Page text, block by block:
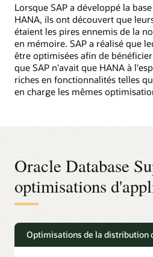
Lorsque SAP a développé la
HANA, ils ont découvert que
étaient les pires ennemis de la
en mémoire. SAP a réalisé que
être optimisées afin de
que SAP n'avait que HANA à
riches en fonctionnalités telles
en charge les mêmes
Oracle Database
optimisations
Optimisations de la distribution